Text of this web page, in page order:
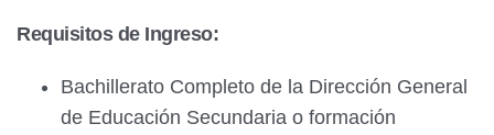
Requisitos de Ingreso:
Bachillerato Completo de la Dirección General
de Educación Secundaria o formación